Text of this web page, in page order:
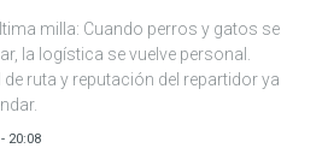
milla: Cuando perros y gatos se
la logística se vuelve personal.
ruta y reputación del repartidor ya
20:08